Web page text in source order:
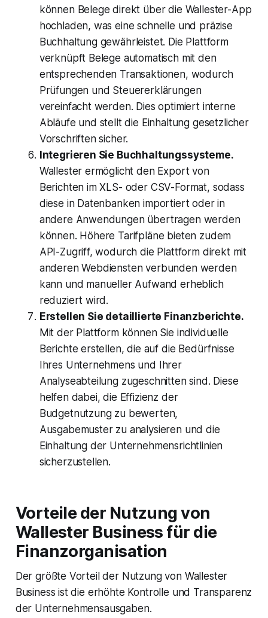
können Belege direkt über die Wallester-App
hochladen, was eine schnelle und präzise
Buchhaltung gewährleistet. Die Plattform
verknüpft Belege automatisch mit den
entsprechenden Transaktionen, wodurch
Prüfungen und Steuererklärungen
vereinfacht werden. Dies optimiert interne
Abläufe und stellt die Einhaltung gesetzlicher
Vorschriften sicher.
Integrieren Sie Buchhaltungssysteme.
Wallester ermöglicht den Export von
Berichten im XLS- oder CSV-Format, sodass
diese in Datenbanken importiert oder in
andere Anwendungen übertragen werden
können. Höhere Tarifpläne bieten zudem
API-Zugriff, wodurch die Plattform direkt mit
anderen Webdiensten verbunden werden
kann und manueller Aufwand erheblich
reduziert wird.
Erstellen Sie detaillierte Finanzberichte.
Mit der Plattform können Sie individuelle
Berichte erstellen, die auf die Bedürfnisse
Ihres Unternehmens und Ihrer
Analyseabteilung zugeschnitten sind. Diese
helfen dabei, die Effizienz der
Budgetnutzung zu bewerten,
Ausgabemuster zu analysieren und die
Einhaltung der Unternehmensrichtlinien
sicherzustellen.
Vorteile der Nutzung von
Wallester Business für die
Finanzorganisation
Der größte Vorteil der Nutzung von Wallester
Business ist die erhöhte Kontrolle und Transparenz
der Unternehmensausgaben.